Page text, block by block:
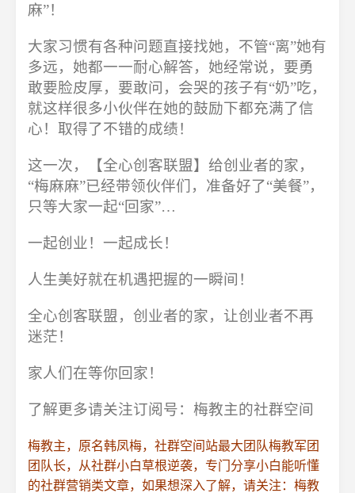
麻”！
大家习惯有各种问题直接找她，不管“离”她有
多远，她都一一耐心解答，她经常说，要勇
敢要脸皮厚，要敢问，会哭的孩子有“奶”吃，
就这样很多小伙伴在她的鼓励下都充满了信
心！取得了不错的成绩！
这一次，【全心创客联盟】给创业者的家，
“梅麻麻”已经带领伙伴们，准备好了“美餐”，
只等大家一起“回家”…
一起创业！一起成长！
人生美好就在机遇把握的一瞬间！
全心创客联盟，创业者的家，让创业者不再
迷茫！
家人们在等你回家！
了解更多请关注订阅号：梅教主的社群空间
梅教主，原名韩凤梅，社群空间站最大团队梅教军团
团队长，从社群小白草根逆袭，专门分享小白能听懂
的社群营销类文章，如果想深入了解，请关注：梅教